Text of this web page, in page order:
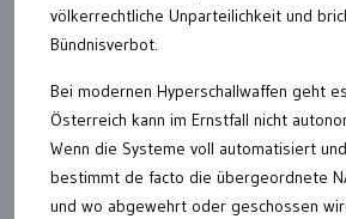
völkerrechtliche Unparteilichkeit und
Bündnisverbot.
Bei modernen Hyperschallwaffen geht
Österreich kann im Ernstfall nicht
Wenn die Systeme voll automatisiert
bestimmt de facto die übergeordnete
und wo abgewehrt oder geschossen